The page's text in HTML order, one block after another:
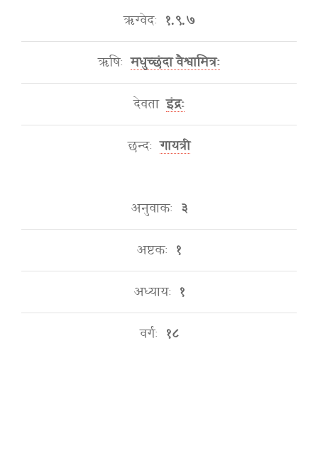
ऋग्वेदः १.९.७
ऋषिः मधुच्छंदा वैश्वामित्रः
देवता इंद्रः
छन्दः गायत्री
अनुवाकः ३
अष्टकः १
अध्यायः १
वर्गः १८